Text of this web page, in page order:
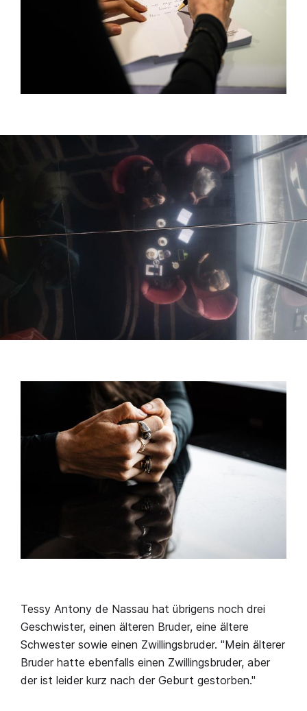
Tessy Antony de Nassau hat übrigens noch drei
Geschwister, einen älteren Bruder, eine ältere
Schwester sowie einen Zwillingsbruder. "Mein älterer
Bruder hatte ebenfalls einen Zwillingsbruder, aber
der ist leider kurz nach der Geburt gestorben."